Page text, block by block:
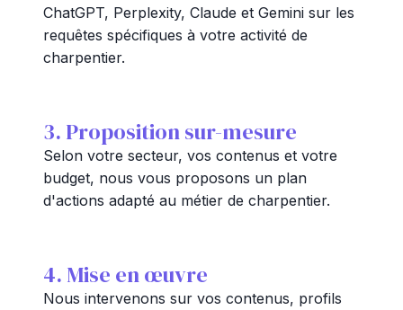
ChatGPT, Perplexity, Claude et Gemini sur les
requêtes spécifiques à votre activité de
charpentier.
3. Proposition sur-mesure
Selon votre secteur, vos contenus et votre
budget, nous vous proposons un plan
d'actions adapté au métier de charpentier.
4. Mise en œuvre
Nous intervenons sur vos contenus, profils